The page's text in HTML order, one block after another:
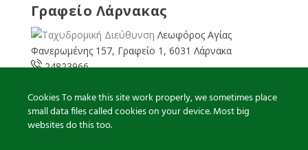
Γραφείο Λάρνακας
Λεωφόρος Αγίας
Φανερωμένης 157, Γραφείο 1, 6031 Λάρνακα
24823966
08:00 – 16:00 Καθημερινά
larnaka@cyprusgreens.org
Cookies To make this site work properly, we sometimes place
small data files called cookies on your device. Most big
websites do this too.